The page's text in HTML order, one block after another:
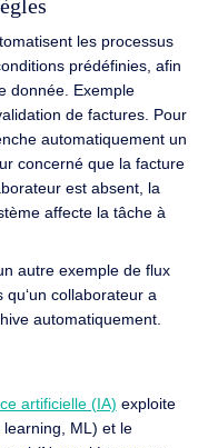
les processus
prédéfinies, afin
donnée. Exemple
de factures. Pour
automatiquement un
concerné que la facture
est absent, la
affecte la tâche à
autre exemple de flux
collaborateur a
automatiquement.
artificielle (IA) exploite
learning, ML) et le